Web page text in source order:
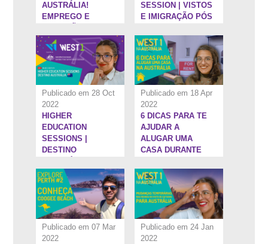
AUSTRÁLIA!
EMPREGO E
SESSION | VISTOS
E IMIGRAÇÃO PÓS
SUPERIOR NA
AUSTRÁLIA - #3
Publicado em 28 Oct
2022
HIGHER
EDUCATION
SESSIONS |
DESTINO
Publicado em 18 Apr
2022
6 DICAS PARA TE
AJUDAR A
ALUGAR UMA
CASA DURANTE
INTERCÂMBIO NA
AUSTRÁLIA
Publicado em 07 Mar
2022
Publicado em 24 Jan
2022